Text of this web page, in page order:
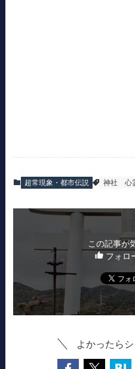
超常現象・都市伝説 神社 心
この記事が
フォロ
よかったら